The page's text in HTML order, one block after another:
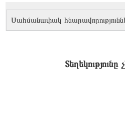
Սահմանափակ
Տեղեկությունը